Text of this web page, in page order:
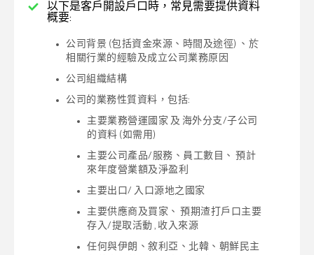
以下是客戶開設戶口時，常見需要提供資料
概要:
公司背景 (包括資金來源、時間及途徑) 、於
相關行業的經驗及成立公司業務原因
公司組織結構
公司的業務性質資料，包括:
主要業務營運國家 及 海外分支/子公司
的資料 (如需用)
主要公司產品/服務、員工數目、 預計
來年度營業額及淨盈利
主要出口/ 入口源地之國家
主要供應商及買家、 預期渣打戶口主要
存入/提取活動 , 收入來源
任何與伊朗、敘利亞、北韓、朝鮮民主